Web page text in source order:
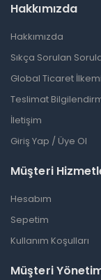
Hakkımızda
Hakkımızda
Sıkça Sorulan
Global Ticaret
Teslimat
İletişim
Giriş Yap / Üye Ol
Müşteri
Hesabım
Sepetim
Kullanım Koşulları
Müşteri